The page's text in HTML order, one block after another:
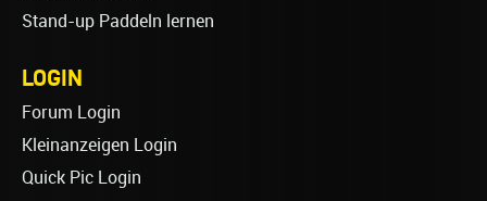
Stand-up Paddeln lernen
LOGIN
Forum Login
Kleinanzeigen Login
Quick Pic Login